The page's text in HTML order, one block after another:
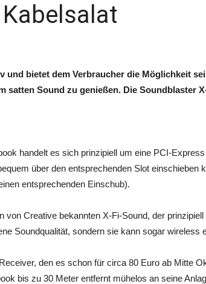
und bietet dem Verbraucher die Möglichkeit
satten Sound zu genießen. Die Soundblaster
handelt es sich prinzipiell um eine PCI-
über den entsprechenden Slot einschieben
entsprechenden Einschub).
von Creative bekannten X-Fi-Sound, der
Soundqualität, sondern sie kann sogar wireless
den es schon für circa 80 Euro ab Mitte
bis zu 30 Meter entfernt mühelos an seine